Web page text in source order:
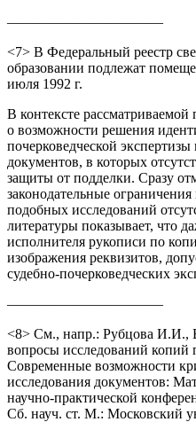
———————————
<7> В Федеральный реестр
образовании подлежат
июля 1992 г.
В контексте рассматриваемой
о возможности решения
почерковедческой
документов, в которых
защиты от подделки. Сразу
законодательные
подобных исследований
литературы показывает, что
исполнителя рукописи по
изображения реквизитов,
судебно-почерковедческих
———————————
<8> См., напр.: Рубцова И.И.,
вопросы исследований копий
Современные возможности
исследования документов:
научно-практической
Сб. науч. ст. М.: Московский